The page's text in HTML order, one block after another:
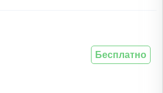
Бесплатно